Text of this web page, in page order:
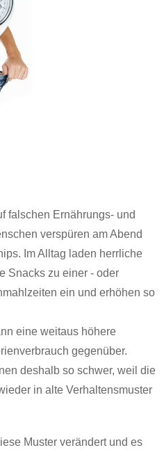
falschen Ernährungs- und
verspüren am Abend
Im Alltag laden herrliche
Snacks zu einer - oder
ein und erhöhen so
eine weitaus höhere
gegenüber.
deshalb so schwer, weil die
in alte Verhaltensmuster
Muster verändert und es